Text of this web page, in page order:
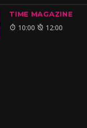
TIME MAGAZINE
10:00 12:00